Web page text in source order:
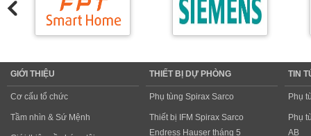
GIỚI THIỆU
Cơ cấu tổ chức
Tầm nhìn & Sứ Mệnh
THIẾT BỊ DỰ PHÒNG
Phụ tùng Spirax Sarco
Thiết bị IFM Spirax Sarco
Endress Hauser tháng 5
TIN
Phụ
Phụ
AB